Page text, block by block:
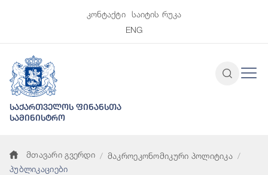
კონტაქტი
საიტის რუკა
ENG
საქართველოს ფინანსთა
სამინისტრო
მთავარი გვერდი
მაკროეკონომიკური პოლიტიკა
პუბლიკაციები